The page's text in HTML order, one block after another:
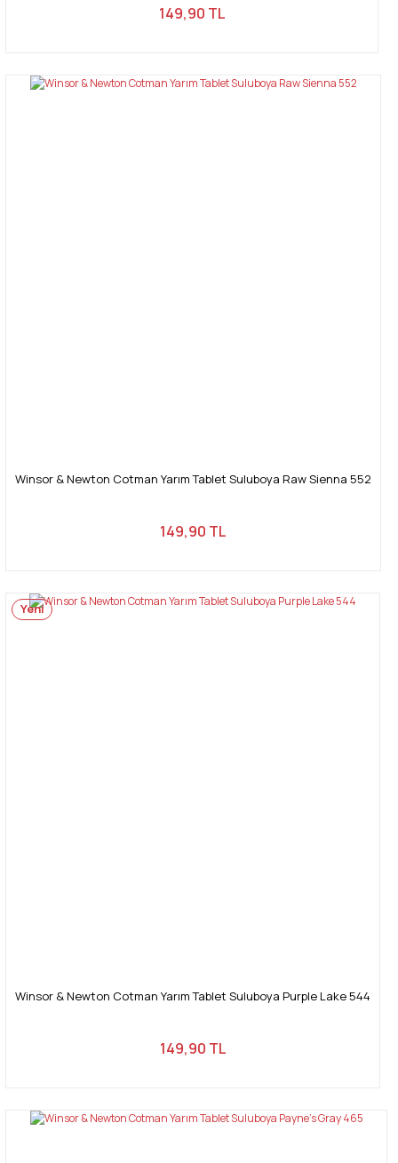
149,90 TL
Winsor & Newton Cotman Yarım Tablet Suluboya Raw Sienna 552
149,90 TL
Yeni
Winsor & Newton Cotman Yarım Tablet Suluboya Purple Lake 544
149,90 TL